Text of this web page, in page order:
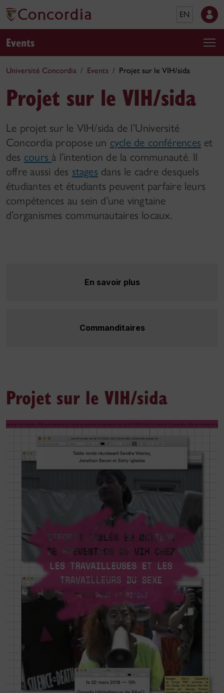
EN
Events
Université Concordia Events Projet sur le VIH/sida
Projet sur le VIH/sida
Le projet sur le VIH/sida de l’Université
Concordia propose un cycle de conférences et
des cours à l’intention de la communauté. Il
offre aussi des stages dans le cadre desquels
étudiantes et étudiants peuvent parfaire leurs
compétences au sein d’une vingtaine
d’organismes communautaires locaux.
En savoir plus
Commanditaires
Projet sur le VIH/sida